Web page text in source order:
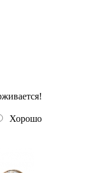
Хорошо